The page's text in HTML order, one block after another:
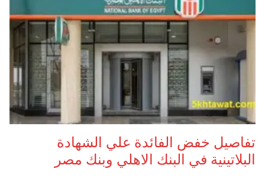
تفاصيل خفض الفائدة علي الشهادة
البلاتينية في البنك الاهلي وبنك مصر